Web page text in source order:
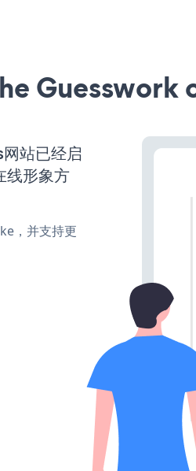
Guesswork
站已经启
线形象方
，并支持更